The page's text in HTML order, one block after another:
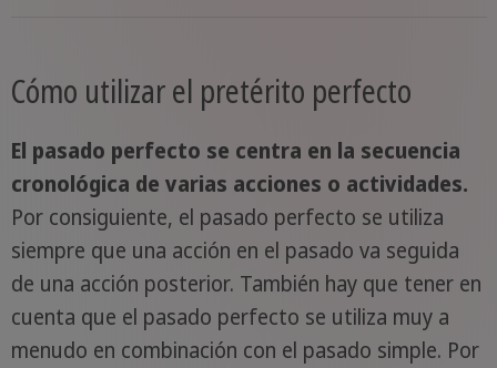
Cómo utilizar el pretérito perfecto
El pasado perfecto se centra en la secuencia
cronológica de varias acciones o actividades.
Por consiguiente, el pasado perfecto se utiliza
siempre que una acción en el pasado va seguida
de una acción posterior. También hay que tener en
cuenta que el pasado perfecto se utiliza muy a
menudo en combinación con el pasado simple. Por